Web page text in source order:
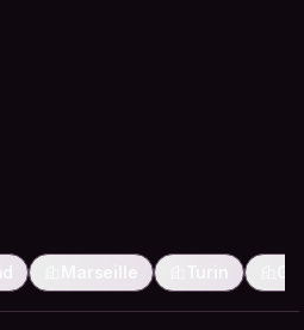
Marseille Turin